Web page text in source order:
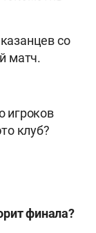
со
матч.
игроков
клуб?
финала?